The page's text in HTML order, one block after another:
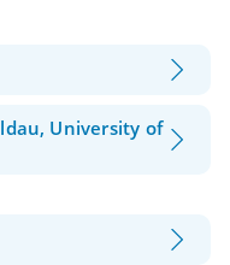
University of